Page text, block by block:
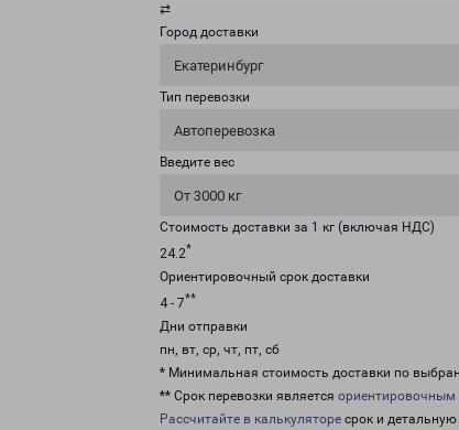
⇄
Город доставки
Екатеринбург
Тип перевозки
Автоперевозка
Введите вес
От 3000 кг
Стоимость доставки за 1 кг (включая НДС)
24.2*
Ориентировочный срок доставки
4 - 7**
Дни отправки
пн, вт, ср, чт, пт, сб
* Минимальная стоимость доставки по
** Срок перевозки является ориентировочным
Рассчитайте в калькуляторе срок и